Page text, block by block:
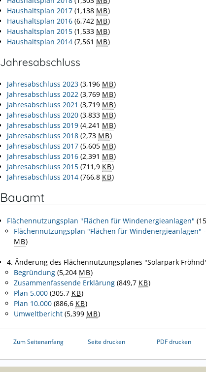
Haushaltsplan 2017 (1,138 MB)
Haushaltsplan 2016 (6,742 MB)
Haushaltsplan 2015 (1,533 MB)
Haushaltsplan 2014 (7,561 MB)
Jahresabschluss
Jahresabschluss 2023 (3,196 MB)
Jahresabschluss 2022 (3,769 MB)
Jahresabschluss 2021 (3,719 MB)
Jahresabschluss 2020 (3,833 MB)
Jahresabschluss 2019 (4,241 MB)
Jahresabschluss 2018 (2,73 MB)
Jahresabschluss 2017 (5,605 MB)
Jahresabschluss 2016 (2,391 MB)
Jahresabschluss 2015 (711,9 KB)
Jahresabschluss 2014 (766,8 KB)
Bauamt
Flächennutzungsplan "Flächen für Windenergieanlagen"
Flächennutzungsplan "Flächen für Windenergieanlagen"
MB)
4. Änderung des Flächennutzungsplanes "Solarpark
Begründung (5,204 MB)
Zusammenfassende Erklärung (849,7 KB)
Plan 5.000 (305,7 KB)
Plan 10.000 (886,6 KB)
Umweltbericht (5,399 MB)
Zum Seitenanfang Seite drucken PDF drucken